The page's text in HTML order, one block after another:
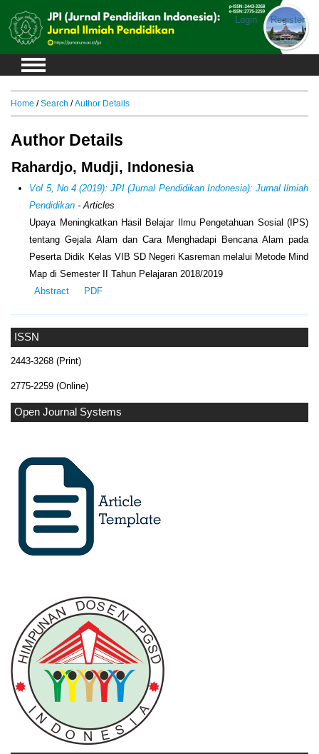
Login Register
ISSN
2443-3268 (Print)
2775-2259 (Online)
Open Journal Systems
Home /Search /Author Details
Author Details
Rahardjo, Mudji, Indonesia
Vol 5, No 4 (2019): JPI (Jurnal Pendidikan Indonesia): Jurnal Ilmiah
Pendidikan - Articles
Upaya Meningkatkan Hasil Belajar Ilmu Pengetahuan Sosial (IPS)
tentang Gejala Alam dan Cara Menghadapi Bencana Alam pada
Peserta Didik Kelas VIB SD Negeri Kasreman melalui Metode Mind
Map di Semester II Tahun Pelajaran 2018/2019
Abstract
PDF